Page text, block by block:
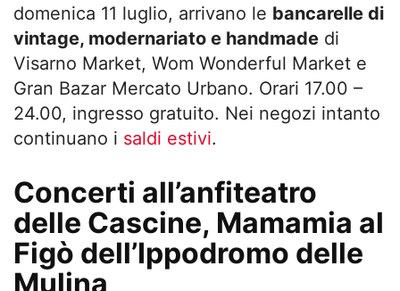
domenica 11 luglio, arrivano le bancarelle di
vintage, modernariato e handmade di
Visarno Market, Wom Wonderful Market e
Gran Bazar Mercato Urbano. Orari 17.00 –
24.00, ingresso gratuito. Nei negozi intanto
continuano i saldi estivi.
Concerti all’anfiteatro
delle Cascine, Mamamia al
Figò dell’Ippodromo delle
Mulina